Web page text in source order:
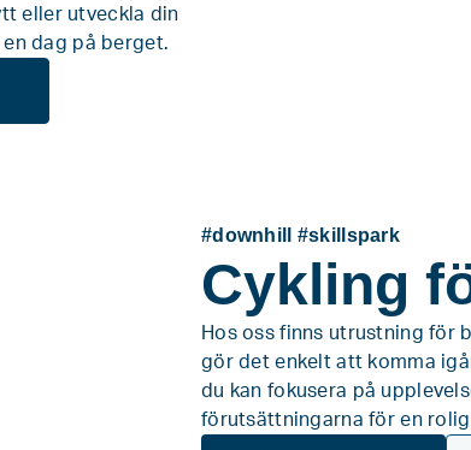
eller utveckla din
dag på berget.
#downhill #skillspark
Cykling
Hos oss finns utrustning för
gör det enkelt att komma
du kan fokusera på
förutsättningarna för en